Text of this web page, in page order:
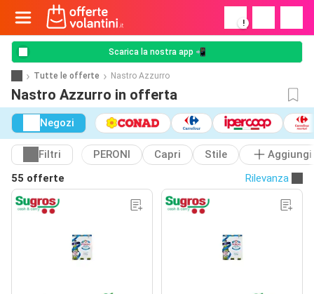
!
Scarica la nostra app 📲
Tutte le offerte Nastro Azzurro
Nastro Azzurro in offerta
Negozi
Filtri PERONI Capri Stile
Aggiungi
55 offerte
Rilevanza